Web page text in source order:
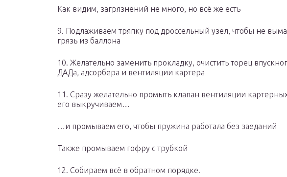
Как видим, загрязнений не много, но всё же есть
9. Подлаживаем тряпку под дроссельный узел, чтобы не
грязь из баллона
10. Желательно заменить прокладку, очистить торец
ДАДа, адсорбера и вентиляции картера
11. Сразу желательно промыть клапан вентиляции
его выкручиваем…
…и промываем его, чтобы пружина работала без заеданий
Также промываем гофру с трубкой
12. Собираем всё в обратном порядке.